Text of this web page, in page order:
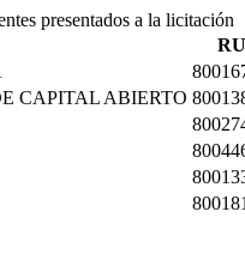
presentados a la licitación
CAPITAL ABIERTO